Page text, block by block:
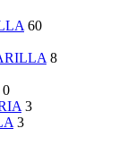
60
8
0
3
3